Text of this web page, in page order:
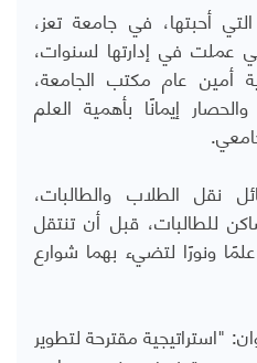
أحبتها، في جامعة تعز،
عملت في إدارتها لسنوات،
أمين عام مكتب الجامعة،
إيمانًا بأهمية العلم
نقل الطلاب والطالبات،
للطالبات، قبل أن تنتقل
ونورًا لتضيء بهما شوارع
"استراتيجية مقترحة لتطوير